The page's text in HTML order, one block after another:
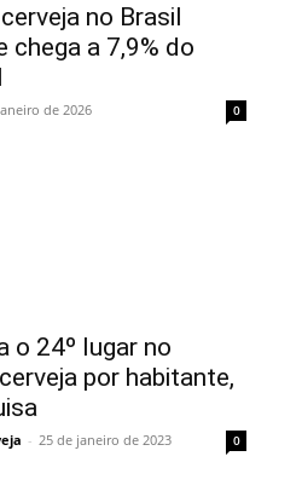
no Brasil
chega a 7,9% do
de 2026 0
o 24º lugar no
por habitante,
- 25 de janeiro de 2023 0